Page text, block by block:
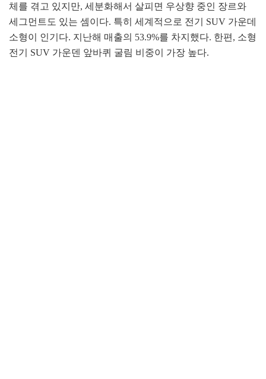
체를 겪고 있지만, 세분화해서 살피면 우상향 중인 장르와
세그먼트도 있는 셈이다. 특히 세계적으로 전기 SUV 가운데
소형이 인기다. 지난해 매출의 53.9%를 차지했다. 한편, 소형
전기 SUV 가운덴 앞바퀴 굴림 비중이 가장 높다.